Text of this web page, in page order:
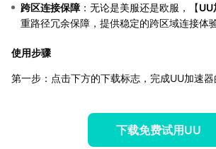
跨区连接保障 ：无论是美服还是欧服，【UU
重路径冗余保障，提供稳定的跨区域连接体
使用步骤
第一步：点击下方的下载标志，完成UU加速器
下载免费试用UU